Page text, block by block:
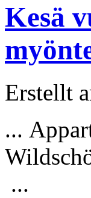
Kesä
Erstellt
...
...